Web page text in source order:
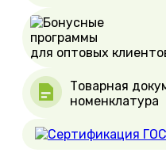
Товарная
номенклатура